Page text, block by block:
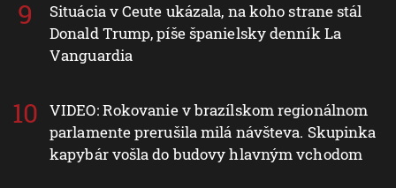
Situácia v Ceute ukázala, na koho strane stál
Donald Trump, píše španielsky denník La
Vanguardia
VIDEO: Rokovanie v brazílskom regionálnom
parlamente prerušila milá návšteva. Skupinka
kapybár vošla do budovy hlavným vchodom